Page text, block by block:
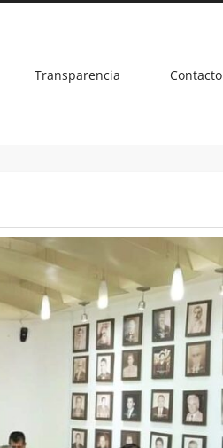
Transparencia Contacto